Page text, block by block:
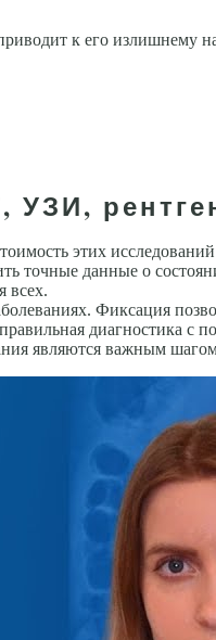
к его излиш­нему
УЗИ,
этих исследований
точные данные о
всех.
Фиксация
диагностика
являются важным